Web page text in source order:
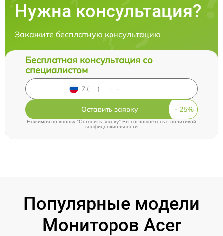
Нужна консультация?
Закажите бесплатную консультацию
Бесплатная консультация со
специалистом
Оставить заявку
Нажимая на кнопку "Оставить заявку" Вы соглашаетесь cполитикой
конфиденциальности
Популярные модели
Мониторов Acer